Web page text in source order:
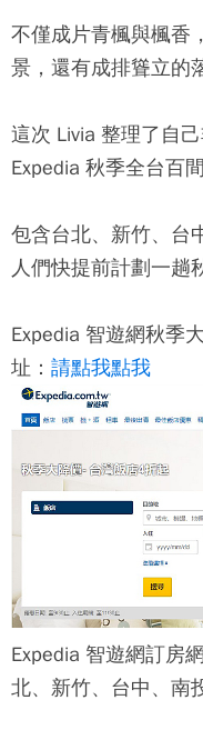
不僅成片青楓與楓香
景，還有成排聳立的
這次 Livia 整理了自
Expedia 秋季全台百
包含台北、新竹、台
人們快提前計劃一趟
Expedia 智遊網秋季
址： 請點我點我
Expedia 智遊網訂房
北、新竹、台中、南